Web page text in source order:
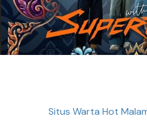
Situs Warta Hot